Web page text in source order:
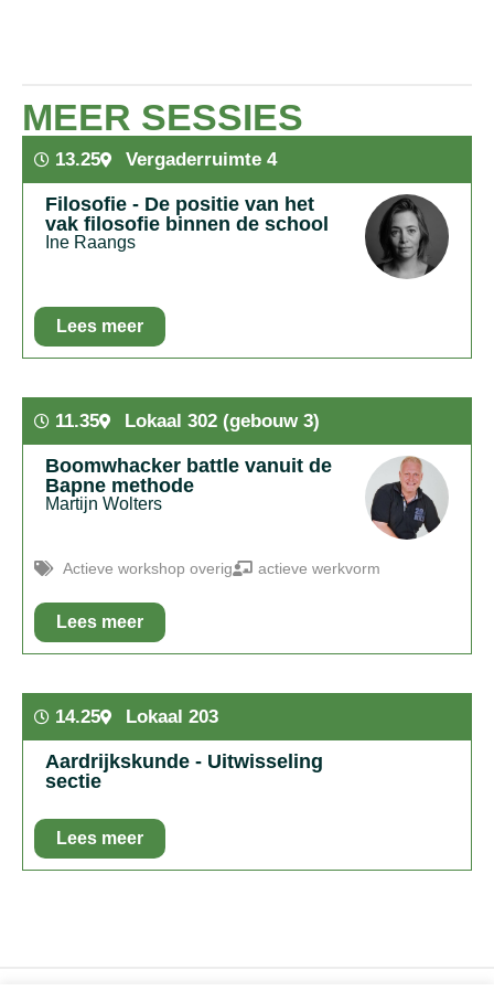
MEER SESSIES
13.25 Vergaderruimte 4
Filosofie - De positie van het
vak filosofie binnen de school
Ine Raangs
Lees meer
over hoe we ons vak neer kunnen zetten binnen de school:
wat kunnen we betekenen voor de schoolleiding, in welke
commissies kunnen we invloed uitoefenen en hoe werven
we leerlingen?
11.35 Lokaal 302 (gebouw 3)
Boomwhacker battle vanuit de
Bapne methode
Martijn Wolters
Actieve workshop overig actieve werkvorm
Lees meer
met boomwhackers en body percursion waarbij het gaat
om ritme, luisteren, samenwerken en vooral plezier maken.
14.25 Lokaal 203
Aardrijkskunde - Uitwisseling
sectie
Lees meer